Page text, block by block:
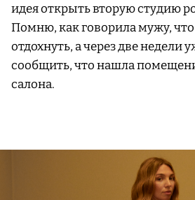
идея открыть вторую студию
Помню, как говорила мужу, что
отдохнуть, а через две недели
сообщить, что нашла
салона.